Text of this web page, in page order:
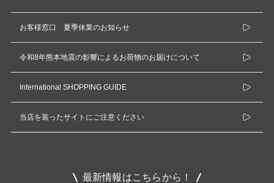
お客様窓口 夏季休業のお知らせ
令和8年熊本地震の影響によるお荷物のお届けについて
International SHOPPING GUIDE
当店を装ったサイトにご注意ください
最新情報はこちらから！